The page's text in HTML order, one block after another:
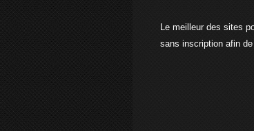
Le meilleur des sites
sans inscription afin